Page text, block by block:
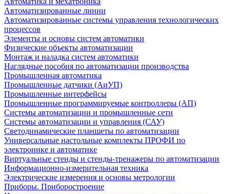
Автоматизированные линии
Автоматизированные системы управления технологических
процессов
Элементы и основы систем автоматики
Физические объекты автоматизации
Монтаж и наладка систем автоматики
Наглядные пособия по автоматизации производства
Промышленная автоматика
Промышленные датчики (АиУП)
Промышленные интерфейсы
Промышленные программируемые контроллеры (АП)
Системы автоматизации и промышленные сети
Системы автоматизации и управления (САУ)
Светодинамические планшеты по автоматизации
Универсальные настольные комплекты ПРОФИ по
электронике и автоматике
Виртуальные стенды и стенды-тренажеры по автоматизации
Информационно-измерительная техника
Электрические измерения и основы метрологии
Приборы. Приборостроение